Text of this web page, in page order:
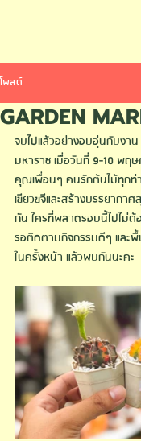
โพสต์
GARDEN
จบไปแล้วอย่างอบอุ่นกับงาน
มหาราช เมื่อวันที่ 9-10 พฤ
คุณเพื่อนๆ คนรักต้นไม้ทุกท่
เขียวขจีและสร้างบรรยากา
กัน ใครที่พลาดรอบนี้ไปไม่ต้
รอติดตามกิจกรรมดีๆ และพื้
ในครั้งหน้า แล้วพบกันนะคะ